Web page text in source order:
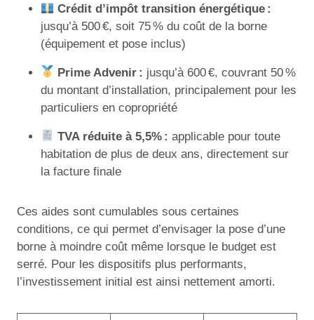
Crédit d’impôt transition énergétique :
jusqu’à 500 €, soit 75 % du coût de la borne
(équipement et pose inclus)
Prime Advenir : jusqu’à 600 €, couvrant 50 %
du montant d’installation, principalement pour les
particuliers en copropriété
TVA réduite à 5,5% : applicable pour toute
habitation de plus de deux ans, directement sur
la facture finale
Ces aides sont cumulables sous certaines
conditions, ce qui permet d’envisager la pose d’une
borne à moindre coût même lorsque le budget est
serré. Pour les dispositifs plus performants,
l’investissement initial est ainsi nettement amorti.